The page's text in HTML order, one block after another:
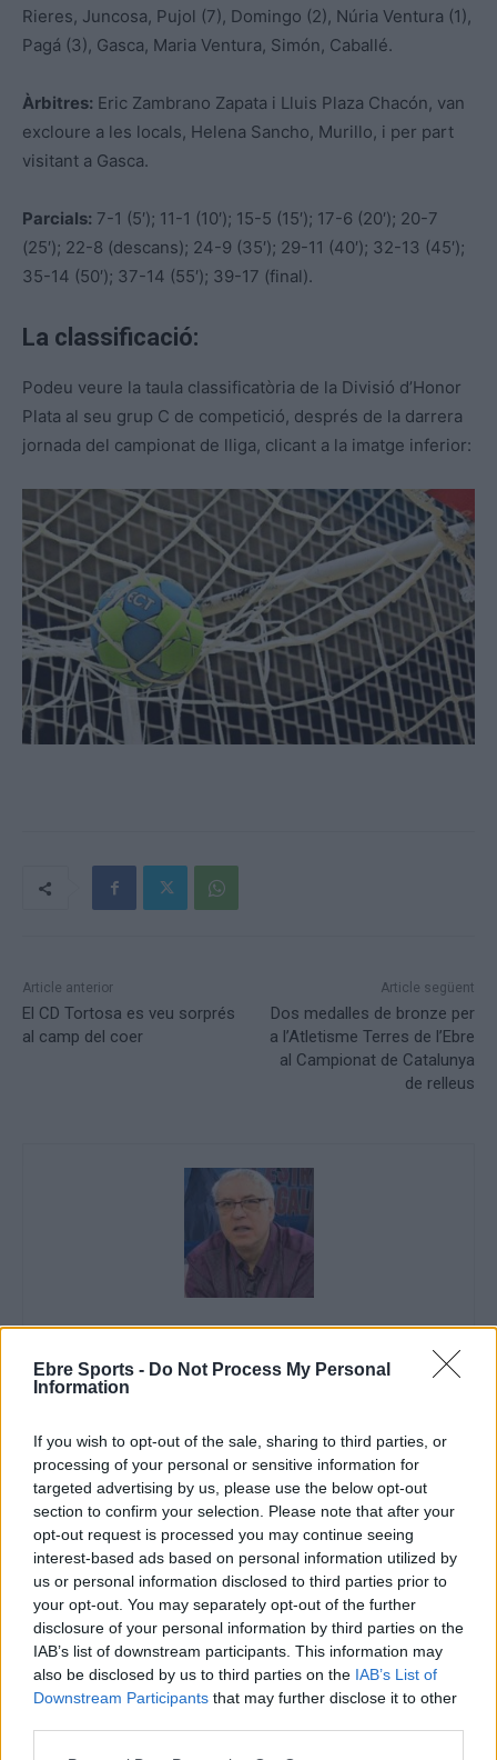
Ebre Sports - Do Not Process My Personal
Information
If you wish to opt-out of the sale, sharing to third parties, or
processing of your personal or sensitive information for
targeted advertising by us, please use the below opt-out
section to confirm your selection. Please note that after your
opt-out request is processed you may continue seeing
interest-based ads based on personal information utilized by
us or personal information disclosed to third parties prior to
your opt-out. You may separately opt-out of the further
disclosure of your personal information by third parties on the
IAB’s list of downstream participants. This information may
also be disclosed by us to third parties on the IAB’s List of
Downstream Participants that may further disclose it to other
Rieres, Juncosa, Pujol (7), Domingo (2), Núria Ventura (1),
Pagá (3), Gasca, Maria Ventura, Simón, Caballé.
Àrbitres: Eric Zambrano Zapata i Lluis Plaza Chacón, van
excloure a les locals, Helena Sancho, Murillo, i per part
visitant a Gasca.
Parcials: 7-1 (5′); 11-1 (10′); 15-5 (15′); 17-6 (20′); 20-7
(25′); 22-8 (descans); 24-9 (35′); 29-11 (40′); 32-13 (45′);
35-14 (50′); 37-14 (55′); 39-17 (final).
La classificació:
Podeu veure la taula classificatòria de la Divisió d’Honor
Plata al seu grup C de competició, després de la darrera
jornada del campionat de lliga, clicant a la imatge inferior:
Article anterior
El CD Tortosa es veu sorprés
al camp del coer
Article següent
Dos medalles de bronze per
a l’Atletisme Terres de l’Ebre
al Campionat de Catalunya
de relleus
ARTICLES RELACIONATS
Handbol
El Centre d’Esports Tortosa no va mantenir
el bon nivell de joc d’inici de partit
maig 7, 2026
Handbol
Contundent victòria per acabar la Lliga
Catalana d’Or amb bones sensacions
maig 3, 2026